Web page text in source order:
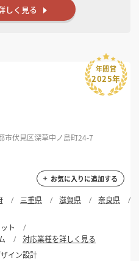
しく見る
市伏見区深草中ノ島町24-7
お気に入りに追加する
年間賞
2025年
三重県 滋賀県
奈良県
ト
対応業種を詳しく見る
イン設計